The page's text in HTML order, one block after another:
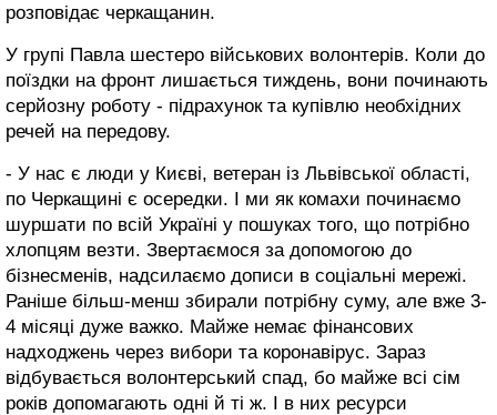
розповідає черкащанин.
У групі Павла шестеро військових волонтерів. Коли до
поїздки на фронт лишається тиждень, вони починають
серйозну роботу - підрахунок та купівлю необхідних
речей на передову.
- У нас є люди у Києві, ветеран із Львівської області,
по Черкащині є осередки. І ми як комахи починаємо
шуршати по всій Україні у пошуках того, що потрібно
хлопцям везти. Звертаємося за допомогою до
бізнесменів, надсилаємо дописи в соціальні мережі.
Раніше більш-менш збирали потрібну суму, але вже 3-
4 місяці дуже важко. Майже немає фінансових
надходжень через вибори та коронавірус. Зараз
відбувається волонтерський спад, бо майже всі сім
років допомагають одні й ті ж. І в них ресурси